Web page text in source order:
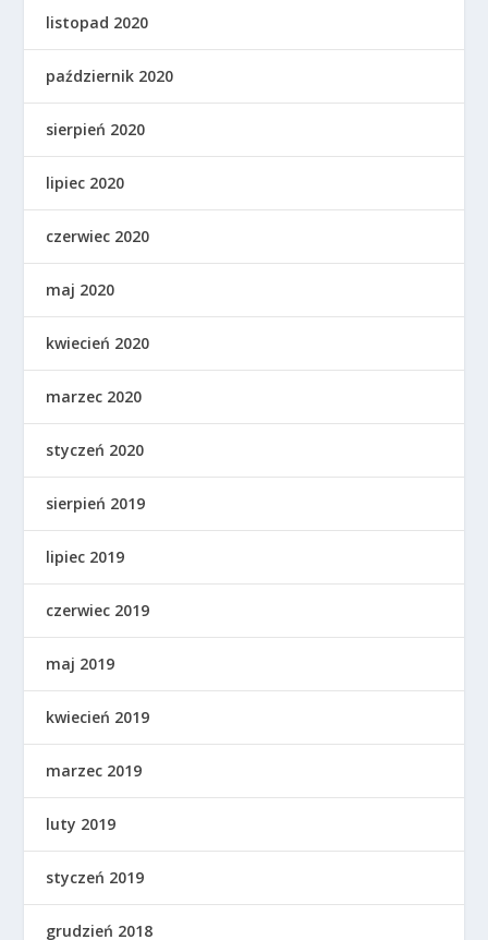
listopad 2020
październik 2020
sierpień 2020
lipiec 2020
czerwiec 2020
maj 2020
kwiecień 2020
marzec 2020
styczeń 2020
sierpień 2019
lipiec 2019
czerwiec 2019
maj 2019
kwiecień 2019
marzec 2019
luty 2019
styczeń 2019
grudzień 2018